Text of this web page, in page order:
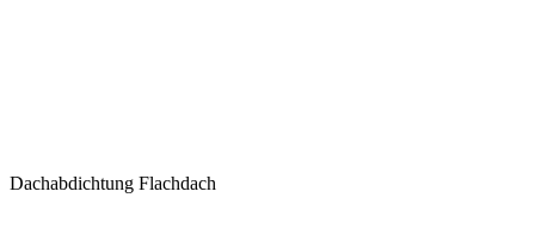
Dachabdichtung Flachdach